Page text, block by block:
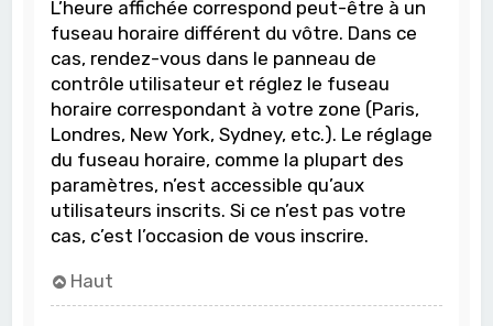
L’heure affichée correspond peut-être à un
fuseau horaire différent du vôtre. Dans ce
cas, rendez-vous dans le panneau de
contrôle utilisateur et réglez le fuseau
horaire correspondant à votre zone (Paris,
Londres, New York, Sydney, etc.). Le réglage
du fuseau horaire, comme la plupart des
paramètres, n’est accessible qu’aux
utilisateurs inscrits. Si ce n’est pas votre
cas, c’est l’occasion de vous inscrire.
Haut